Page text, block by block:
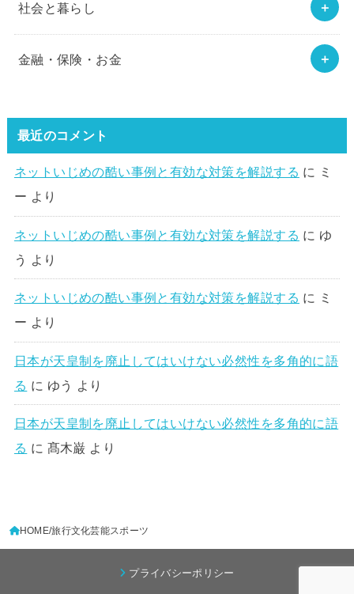
社会と暮らし
金融・保険・お金
最近のコメント
ネットいじめの酷い事例と有効な対策を解説する に
ミ
ー より
ネットいじめの酷い事例と有効な対策を解説する に ゆ
う
より
ネットいじめの酷い事例と有効な対策を解説する に
ミ
ー より
日本が天皇制を廃止してはいけない必然性を多角的に語
る に ゆう より
日本が天皇制を廃止してはいけない必然性を多角的に語
る に 髙木巌 より
HOME 旅行文化芸能スポーツ
プライバシーポリシー